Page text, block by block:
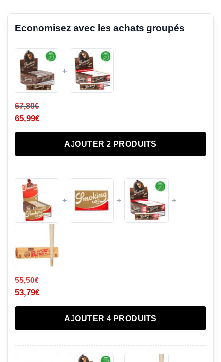
Economisez avec les achats groupés
+
67,80€
65,99€
AJOUTER 2 PRODUITS
+ + +
55,50€
53,79€
AJOUTER 4 PRODUITS